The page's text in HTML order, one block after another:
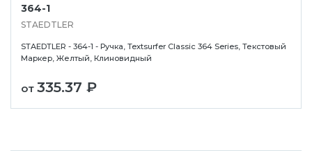
364-1
STAEDTLER
STAEDTLER - 364-1 - Ручка, Textsurfer Classic 364 Series, Текстовый
Маркер, Желтый, Клиновидный
от 335.37 ₽